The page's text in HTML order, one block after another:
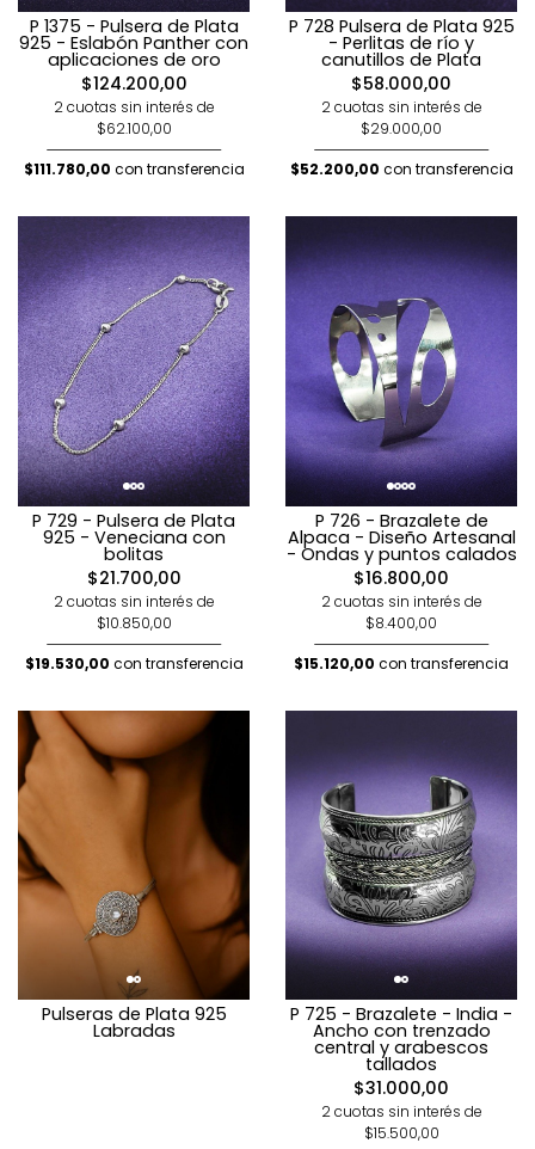
P 1375 - Pulsera de Plata
925 - Eslabón Panther con
aplicaciones de oro
$124.200,00
2 cuotas sin interés de
$62.100,00
$111.780,00 con transferencia
P 728 Pulsera de Plata 925
- Perlitas de río y
canutillos de Plata
$58.000,00
2 cuotas sin interés de
$29.000,00
$52.200,00 con transferencia
P 729 - Pulsera de Plata
925 - Veneciana con
bolitas
$21.700,00
2 cuotas sin interés de
$10.850,00
$19.530,00 con transferencia
P 726 - Brazalete de
Alpaca - Diseño Artesanal
- Ondas y puntos calados
$16.800,00
2 cuotas sin interés de
$8.400,00
$15.120,00 con transferencia
Pulseras de Plata 925
Labradas
P 725 - Brazalete - India -
Ancho con trenzado
central y arabescos
tallados
$31.000,00
2 cuotas sin interés de
$15.500,00